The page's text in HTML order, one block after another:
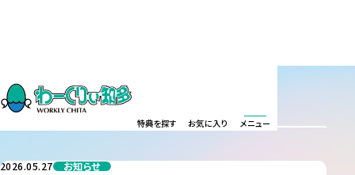
特典を探す お気に入り メニュー
INFORMATION
2026.05.27 お知らせ